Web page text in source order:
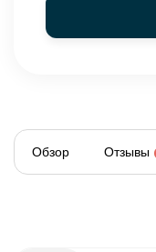
Обзор Отзывы